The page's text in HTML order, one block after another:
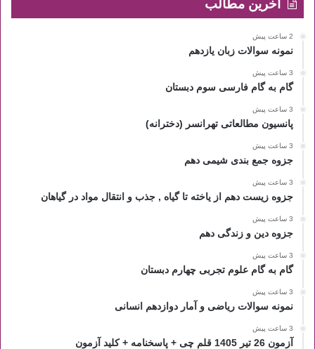
آخرین مطالب
2 ساعت پیش
نمونه سوالات زبان یازدهم
3 ساعت پیش
گام به گام فارسی سوم دبستان
3 ساعت پیش
پانسیون مطالعاتی تهرانسر (دخترانه)
3 ساعت پیش
جزوه جمع بندی شیمی دهم
3 ساعت پیش
جزوه زیست دهم از یاخته تا گیاه , جذب و انتقال مواد در گیاهان
3 ساعت پیش
جزوه دین و زندگی دهم
3 ساعت پیش
گام به گام علوم تجربی چهارم دبستان
3 ساعت پیش
نمونه سوالات ریاضی و آمار دوازدهم انسانی
3 ساعت پیش
آزمون 26 تیر 1405 قلم چی + پاسخنامه + کلید آزمون